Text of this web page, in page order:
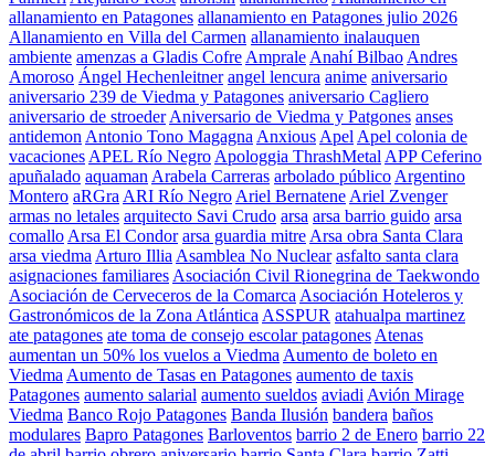
allanamiento en Patagones allanamiento en Patagones julio 2026
Allanamiento en Villa del Carmen allanamiento inalauquen
ambiente amenzas a Gladis Cofre Amprale Anahí Bilbao Andres
Amoroso Ángel Hechenleitner angel lencura anime aniversario
aniversario 239 de Viedma y Patagones aniversario Cagliero
aniversario de stroeder Aniversario de Viedma y Patgones anses
antidemon Antonio Tono Magagna Anxious Apel Apel colonia de
vacaciones APEL Río Negro Apologgia ThrashMetal APP Ceferino
apuñalado aquaman Arabela Carreras arbolado público Argentino
Montero aRGra ARI Río Negro Ariel Bernatene Ariel Zvenger
armas no letales arquitecto Savi Crudo arsa arsa barrio guido arsa
comallo Arsa El Condor arsa guardia mitre Arsa obra Santa Clara
arsa viedma Arturo Illia Asamblea No Nuclear asfalto santa clara
asignaciones familiares Asociación Civil Rionegrina de Taekwondo
Asociación de Cerveceros de la Comarca Asociación Hoteleros y
Gastronómicos de la Zona Atlántica ASSPUR atahualpa martinez
ate patagones ate toma de consejo escolar patagones Atenas
aumentan un 50% los vuelos a Viedma Aumento de boleto en
Viedma Aumento de Tasas en Patagones aumento de taxis
Patagones aumento salarial aumento sueldos aviadi Avión Mirage
Viedma Banco Rojo Patagones Banda Ilusión bandera baños
modulares Bapro Patagones Barloventos barrio 2 de Enero barrio 22